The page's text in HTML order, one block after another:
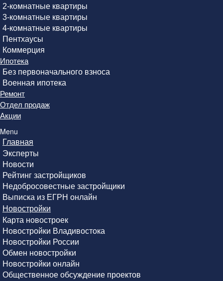
2-комнатные квартиры
3-комнатные квартиры
4-комнатные квартиры
Пентхаусы
Коммерция
Ипотека
Без первоначального взноса
Военная ипотека
Ремонт
Отдел продаж
Акции
Menu
Главная
Эксперты
Новости
Рейтинг застройщиков
Недобросовестные застройщики
Выписка из ЕГРН онлайн
Новостройки
Карта новостроек
Новостройки Владивостока
Новостройки России
Обмен новостройки
Новостройки онлайн
Общественное обсуждение проектов